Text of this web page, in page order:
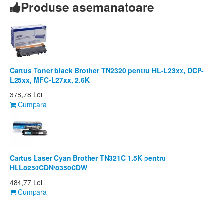
Produse asemanatoare
Cartus Toner black Brother TN2320 pentru HL-L23xx, DCP-
L25xx, MFC-L27xx, 2.6K
378,78 Lei
Cumpara
Cartus Laser Cyan Brother TN321C 1.5K pentru
HLL8250CDN/8350CDW
484,77 Lei
Cumpara